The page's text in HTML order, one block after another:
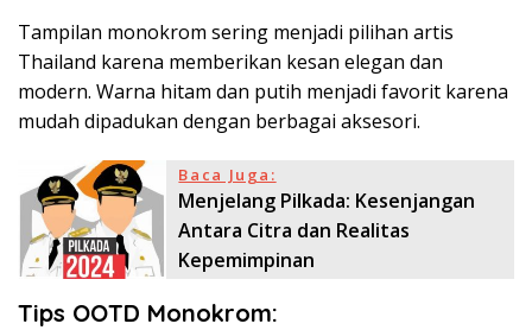
Tampilan monokrom sering menjadi pilihan artis
Thailand karena memberikan kesan elegan dan
modern. Warna hitam dan putih menjadi favorit karena
mudah dipadukan dengan berbagai aksesori.
Baca Juga:
Menjelang Pilkada: Kesenjangan
Antara Citra dan Realitas
Kepemimpinan
Tips OOTD Monokrom: